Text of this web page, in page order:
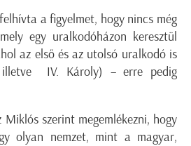
a figyelmet, hogy nincs még
egy uralkodóházon keresztül
az első és az utolsó uralkodó is
illetve IV. Károly) – erre pedig
szerint megemlékezni, hogy
olyan nemzet, mint a magyar,